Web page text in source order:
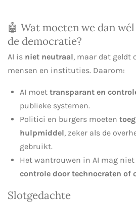
🤖 Wat moeten we dan
de democratie?
AI is niet neutraal, maar dat geldt
mensen en instituties. Daarom:
AI moet transparant en
publieke systemen.
Politici en burgers moeten
hulpmiddel, zeker als de
gebruikt.
Het wantrouwen in AI mag
controle door technocraten of
Slotgedachte